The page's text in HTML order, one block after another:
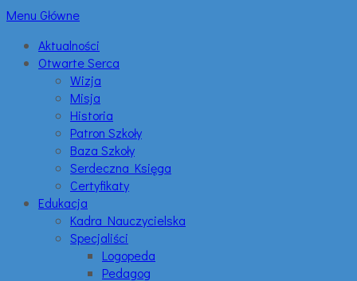
Menu Główne
Aktualności
Otwarte Serca
Wizja
Misja
Historia
Patron Szkoły
Baza Szkoły
Serdeczna Księga
Certyfikaty
Edukacja
Kadra Nauczycielska
Specjaliści
Logopeda
Pedagog